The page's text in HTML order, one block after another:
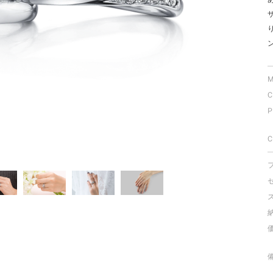
スダイヤモンド&バースストー
ダルアイテム